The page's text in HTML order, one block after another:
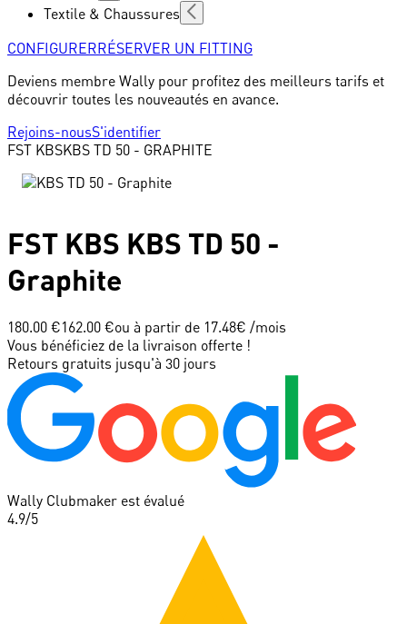
Textile & Chaussures
CONFIGURERRÉSERVER UN FITTING
Deviens membre Wally pour profitez des meilleurs tarifs et
découvrir toutes les nouveautés en avance.
Rejoins-nousS'identifier
FST KBSKBS TD 50 - GRAPHITE
FST KBS KBS TD 50 -
Graphite
180.00 €162.00 €ou à partir de 17.48€ /mois
Vous bénéficiez de la livraison offerte !
Retours gratuits jusqu'à 30 jours
Wally Clubmaker est évalué
4.9/5